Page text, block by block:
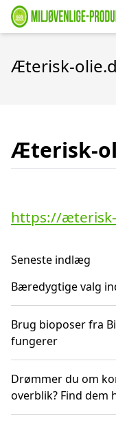
Æterisk-
Æterisk-
https://
Seneste indlæg
Bæredygtige valg
Brug bioposer fra
fungerer
Drømmer du om
overblik? Find dem